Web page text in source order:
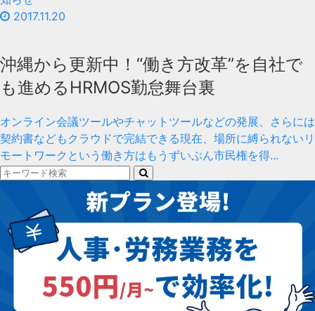
2017.11.20
沖縄から更新中！“働き方改革”を自社で
も進めるHRMOS勤怠舞台裏
オンライン会議ツールやチャットツールなどの発展、さらには
契約書などもクラウドで完結できる現在、場所に縛られないリ
モートワークという働き方はもうずいぶん市民権を得...
検